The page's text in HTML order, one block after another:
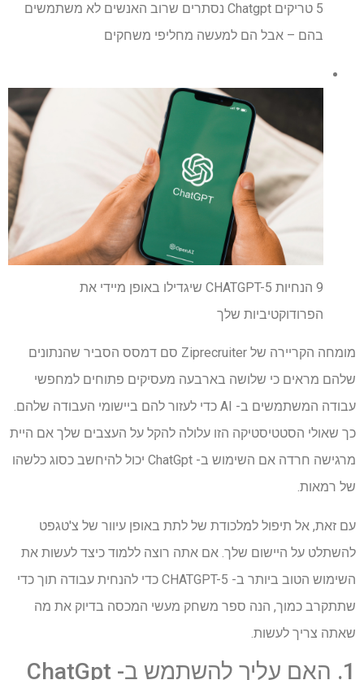
5 טריקים Chatgpt נסתרים שרוב האנשים לא משתמשים
בהם – אבל הם למעשה מחליפי משחקים
9 הנחיות CHATGPT-5 שיגדילו באופן מיידי את
הפרודוקטיביות שלך
מומחה הקריירה של Ziprecruiter סם דמסס הסביר שהנתונים
שלהם מראים כי שלושה בארבעה מעסיקים פתוחים למחפשי
עבודה המשתמשים ב- AI כדי לעזור להם ביישומי העבודה שלהם.
כך שאולי הסטטיסטיקה הזו עלולה להקל על העצבים שלך אם היית
מרגישה חרדה אם השימוש ב- ChatGpt יכול להיחשב כסוג כלשהו
של רמאות.
עם זאת, אל תיפול למלכודת של לתת באופן עיוור של צ'טגפט
להשתלט על היישום שלך. אם אתה רוצה ללמוד כיצד לעשות את
השימוש הטוב ביותר ב- CHATGPT-5 כדי להנחית עבודה תוך כדי
שתתקרב כמוך, הנה ספר משחק מעשי המכסה בדיוק את מה
שאתה צריך לעשות.
1. האם עליך להשתמש ב- ChatGpt